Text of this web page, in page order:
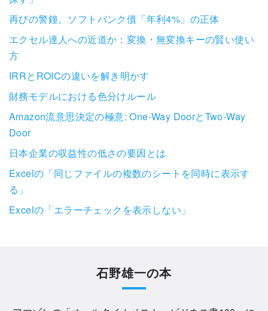
再びの警鐘。ソフトバンク債「年利4%」の正体
エクセル達人への近道か：変換・無変換キーの賢い使い
方
IRRとROICの違いを解き明かす
財務モデルにおける色分けルール
Amazon流意思決定の極意: One-Way DoorとTwo-Way
Door
日本企業の収益性の低さの要因とは
Excelの「同じファイルの複数のシートを同時に表示す
る」
Excelの「エラーチェックを表示しない」
石野雄一の本